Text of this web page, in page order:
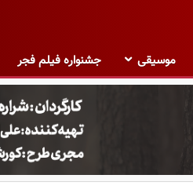
موسیقی جشنواره فیلم فجر